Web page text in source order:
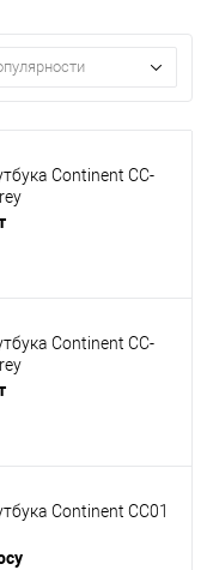
Continent CC-
Continent CC-
Continent CC01